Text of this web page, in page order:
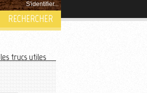
S'identifier...
RECHERCHER
les trucs utiles